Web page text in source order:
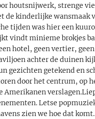
houtsnijwerk, strenge
de kinderlijke wansmaak
tijden was hier een
vindt minieme brokjes
hotel, geen vertier,
achter de duinen
gezichten getekend en
door het centrum, op
Letse
zien we hoe dat